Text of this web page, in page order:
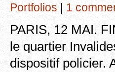
Portfolios | 1
PARIS, 12 MAI.
le quartier
dispositif policier.